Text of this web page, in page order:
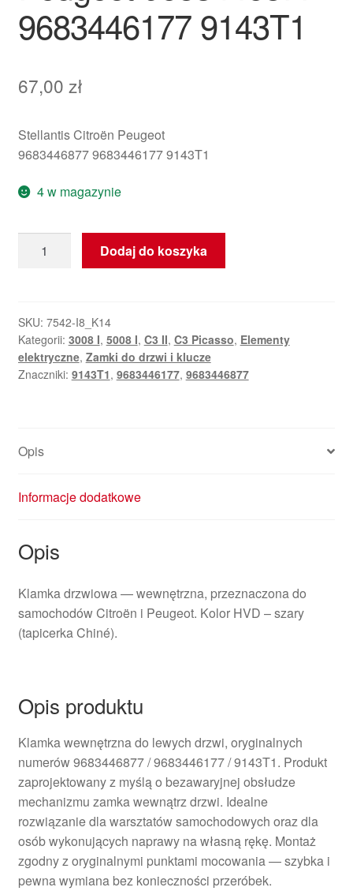
9683446177 9143T1
67,00 zł
Stellantis Citroën Peugeot
9683446877 9683446177 9143T1
4 w magazynie
Klamka
drzwi
Citroën
Peugeot
9683446877
Dodaj do koszyka
SKU: 7542-I8_K14
Kategorii: 3008 I, 5008 I, C3 II, C3 Picasso, Elementy
elektryczne, Zamki do drzwi i klucze
Znaczniki: 9143T1, 9683446177, 9683446877
Opis
Informacje dodatkowe
Opis
Klamka drzwiowa — wewnętrzna, przeznaczona do
samochodów Citroën i Peugeot. Kolor HVD – szary
(tapicerka Chiné).
Opis produktu
Klamka wewnętrzna do lewych drzwi, oryginalnych
numerów 9683446877 / 9683446177 / 9143T1. Produkt
zaprojektowany z myślą o bezawaryjnej obsłudze
mechanizmu zamka wewnątrz drzwi. Idealne
rozwiązanie dla warsztatów samochodowych oraz dla
osób wykonujących naprawy na własną rękę. Montaż
zgodny z oryginalnymi punktami mocowania — szybka i
pewna wymiana bez konieczności przeróbek.